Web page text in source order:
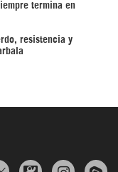
termina en
resistencia y